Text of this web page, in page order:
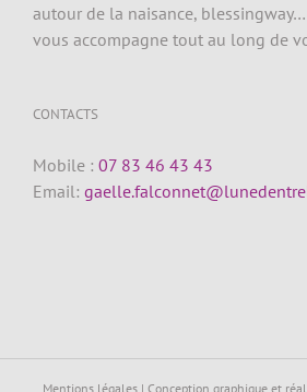
autour de la naisance,
vous accompagne tout au long de
CONTACTS
Mobile : 07 83 46 43 43
Email:
Mentions légales | Conception graphique et